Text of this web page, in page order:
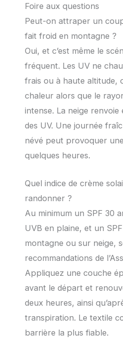
Foire aux questions
Peut-on attraper un
fait froid en montagne ?
Oui, et c’est même le
fréquent. Les UV ne
frais ou à haute altitude,
chaleur alors que le
intense. La neige
des UV. Une journée
névé peut provoquer
quelques heures.
Quel indice de crème
randonner ?
Au minimum un SPF 30
UVB en plaine, et un
montagne ou sur neige,
recommandations de
Appliquez une couche
avant le départ et
deux heures, ainsi
transpiration. Le textile
barrière la plus fiable.